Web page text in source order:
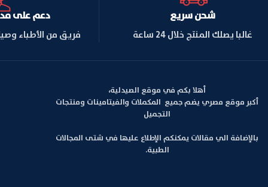
شحن سريع
غالبا يصلك المنتج خلال 24 ساعة
دعم على مدار
فريق من الأطباء
أهلا بكم في موقع الصيدلية،
أكبر موقع مصري يضم جميع المكملات والفيتامينات ومنتجات
التجميل
بالإضافة الي مقالات يمكنكم الإطلاع عليها في شتى المجالات
الطبية.